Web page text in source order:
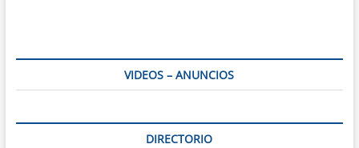
VIDEOS – ANUNCIOS
DIRECTORIO